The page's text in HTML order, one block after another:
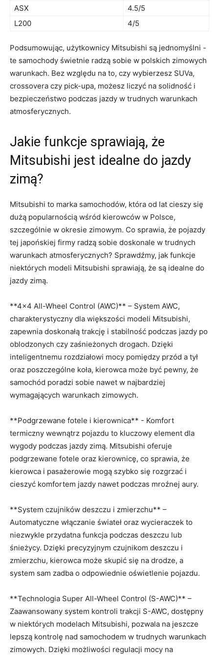
ASX
4.5/5
L200
4/5
Podsumowując, użytkownicy Mitsubishi są jednomyślni ​-‍
te samochody świetnie radzą sobie w polskich zimowych
warunkach.​ Bez względu na to, ​czy wybierzesz SUVa,⁢
crossovera czy pick-upa, możesz liczyć na solidność i ​
bezpieczeństwo ‍podczas jazdy‍ w trudnych warunkach
atmosferycznych.
Jakie funkcje sprawiają, że
Mitsubishi ‌jest idealne ⁢do ⁢jazdy
zimą?
Mitsubishi to ​marka samochodów, ‌która ​od lat cieszy‌ się
dużą​ popularnością​ wśród kierowców w Polsce,
szczególnie w okresie⁣ zimowym. Co sprawia, że pojazdy
tej japońskiej firmy radzą sobie doskonale w trudnych⁣
warunkach ⁢atmosferycznych? Sprawdźmy, jak funkcje
niektórych modeli Mitsubishi sprawiają, że są⁢ idealne do
jazdy zimą.
**4×4 All-Wheel Control⁣ (AWC)**⁢ – System AWC,
charakterystyczny dla większości‌ modeli Mitsubishi,‍
zapewnia doskonałą trakcję i stabilność podczas jazdy po
oblodzonych czy zaśnieżonych drogach. Dzięki
inteligentnemu rozdziałowi ⁢mocy pomiędzy przód a tył
oraz poszczególne koła, kierowca⁤ może być pewny, ​że
samochód poradzi‌ sobie nawet w‌ najbardziej
wymagających warunkach zimowych.
**Podgrzewane fotele⁢ i kierownica** ⁤- Komfort
termiczny wewnątrz⁢ pojazdu to kluczowy element dla
wygody podczas ⁣jazdy⁢ zimą. Mitsubishi​ oferuje
podgrzewane fotele oraz kierownicę, co sprawia, że
kierowca i pasażerowie mogą ⁢szybko się​ rozgrzać i⁣
cieszyć komfortem jazdy nawet podczas mroźnej aury.
**System czujników‌ deszczu i zmierzchu** –
Automatyczne włączanie świateł ​oraz wycieraczek to
niezwykle przydatna funkcja podczas deszczu lub
śnieżycy. Dzięki precyzyjnym​ czujnikom deszczu i
zmierzchu, kierowca może skupić‌ się na drodze, ‍a
system sam zadba o⁢ odpowiednie oświetlenie pojazdu.
**Technologia Super All-Wheel Control (S-AWC)**‍ –
Zaawansowany system kontroli trakcji ⁣S-AWC,⁢ dostępny
w ⁢niektórych modelach Mitsubishi,⁢ pozwala⁢ na jeszcze
⁣lepszą kontrolę nad ⁣samochodem w trudnych warunkach
zimowych. Dzięki możliwości regulacji mocy na